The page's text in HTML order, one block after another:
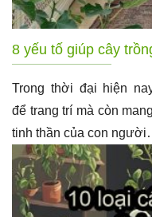
8 yếu tố giúp cây
Trong thời đại hiện
để trang trí mà còn
tinh thần của con